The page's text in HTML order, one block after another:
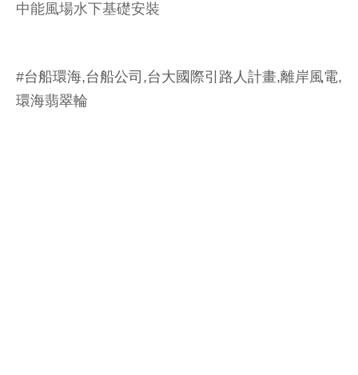
中能風場水下基礎安裝
#台船環海,台船公司,台大國際引路人計畫,離岸風電,
環海翡翠輪